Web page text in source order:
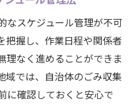
なスケジュール管理が不可
把握し、作業日程や関係者
理なく進めることができま
域では、自治体のごみ収集
に確認しておくと安心で